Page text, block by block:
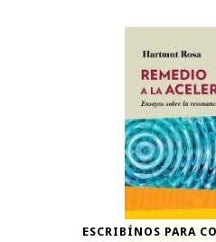
ESCRIBÍNOS PARA